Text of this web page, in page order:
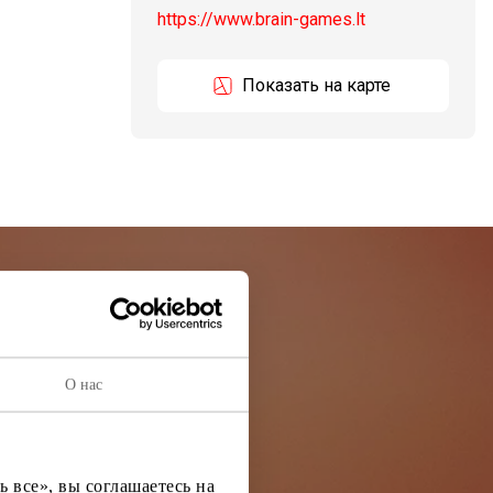
О нас
все», вы соглашаетесь на
https://www.brain-games.lt
Показать на карте
информации